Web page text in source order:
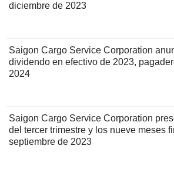
diciembre de 2023
Saigon Cargo Service Corporation
dividendo en efectivo de 2023,
2024
Saigon Cargo Service Corporation
del tercer trimestre y los nueve meses
septiembre de 2023